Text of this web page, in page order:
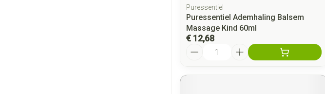
Puressentiel
Puressentiel Ademhaling Balsem
Massage Kind 60ml
€ 12,68